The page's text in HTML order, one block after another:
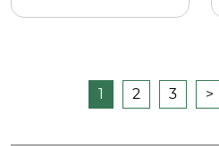
1 2 3 >